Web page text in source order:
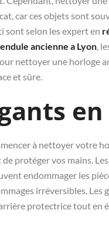
car ces objets sont
sont selon les expert en
ancienne a Lyon,
nettoyer une horloge
et sûre.
à nettoyer votre
protéger vos mains.
endommager les
irréversibles. Les
protectrice tout en